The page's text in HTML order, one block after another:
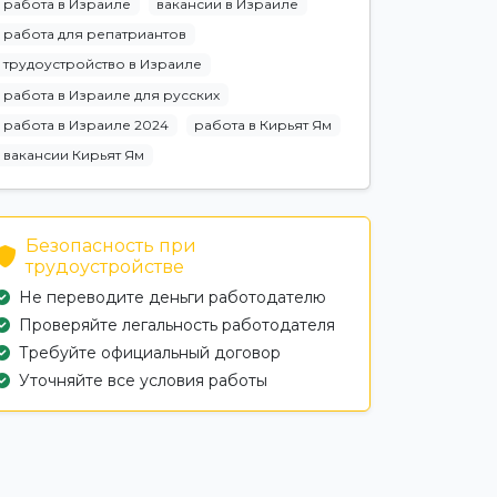
работа в Израиле
вакансии в Израиле
работа для репатриантов
трудоустройство в Израиле
работа в Израиле для русских
работа в Израиле 2024
работа в Кирьят Ям
вакансии Кирьят Ям
Безопасность при
трудоустройстве
Не переводите деньги работодателю
Проверяйте легальность работодателя
Требуйте официальный договор
Уточняйте все условия работы